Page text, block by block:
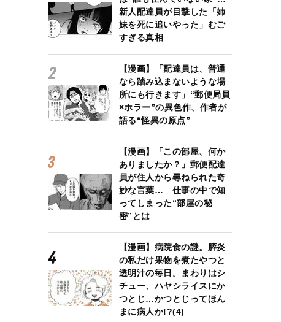
新人配達員が目撃した「姉
妹を死に追いやった」むご
すぎる真相
【漫画】「配達員は、普通
なら踏み込まないような場
所にも行きます」“郵便局員
×ホラー”の異色作、作者が
語る“怪異の原点”
【漫画】「この部屋、何か
ありましたか？」郵便配達
員が住人から尋ねられた奇
妙な言葉… 仕事の中で知
ってしまった“部屋の秘
密”とは
【漫画】病院食の謎。膵炎
の私だけ果物を煮たやつと
透明汁の毎日。まわりはシ
チュー、ハヤシライスにか
つとじ…かつとじってほん
まに病人か!?(4)